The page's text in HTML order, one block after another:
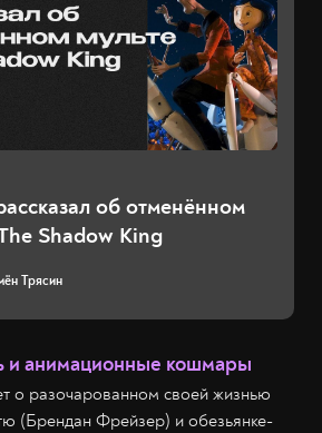
об отменённом
Shadow King
Трясин
и анимационные кошмары
о разочарованном своей жизнью
(Брендан Фрейзер) и обезьянке-